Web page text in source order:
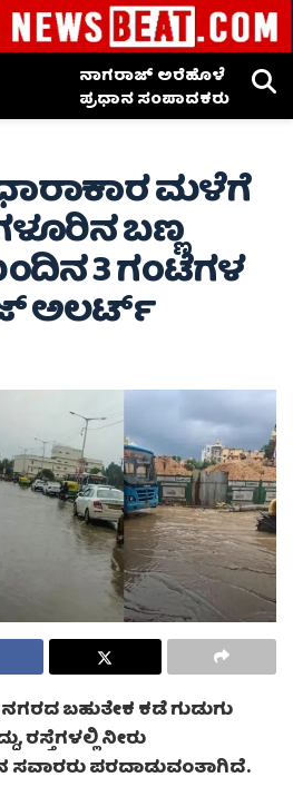
ನಾಗರಾಜ್ ಅರೆಹೊಳೆ
ಪ್ರಧಾನ ಸಂಪಾದಕರು
ಮಳೆಗೆ
ಬಣ್ಣ
3 ಗಂಟೆಗಳ
ಅಲರ್ಟ್
ಬಹುತೇಕ ಕಡೆ ಗುಡುಗು
ರಸ್ತೆಗಳಲ್ಲಿ ನೀರು
ಸವಾರರು ಪರದಾಡುವಂತಾಗಿದೆ.